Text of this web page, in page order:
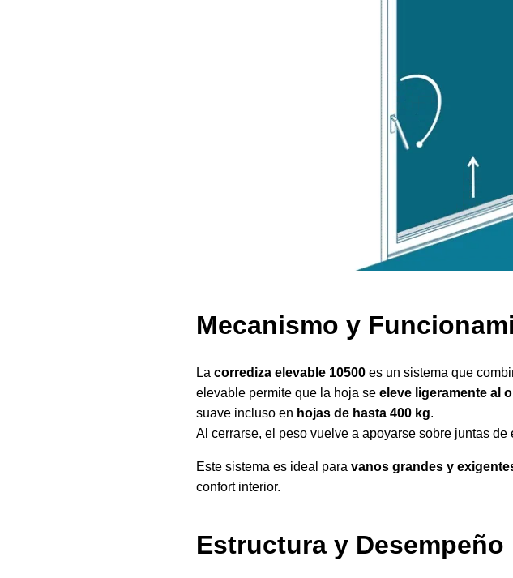
Mecanismo y
La corrediza elevable 10500es un sistema que
elevable permite que la hoja se eleve ligeramente al
suave incluso en hojas de hasta 400 kg.
Al cerrarse, el peso vuelve a apoyarse sobre juntas
Este sistema es ideal para vanos grandes y
confort interior.
Estructura y Desempeño